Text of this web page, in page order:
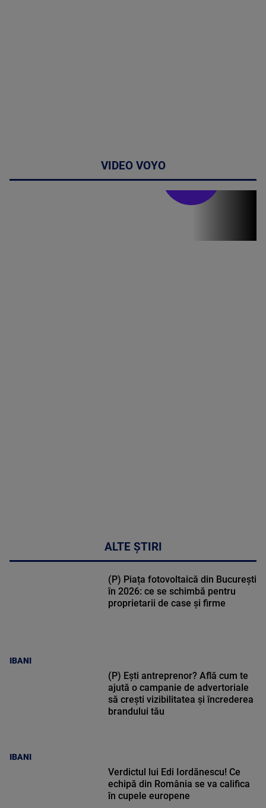
VIDEO VOYO
ALTE ȘTIRI
IBANI
(P) Piața fotovoltaică din București
în 2026: ce se schimbă pentru
proprietarii de case și firme
IBANI
(P) Ești antreprenor? Află cum te
ajută o campanie de advertoriale
să crești vizibilitatea și încrederea
brandului tău
Verdictul lui Edi Iordănescu! Ce
echipă din România se va califica
în cupele europene